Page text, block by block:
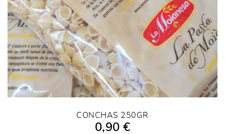
AÑADIR A LA COMPRA
CONCHAS 250GR
0,90 €